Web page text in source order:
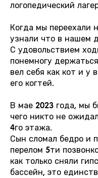
логопедический
Когда мы
узнали что в нашем
С удовольствием
понемногу
вел себя как кот и у
его когтей.
В мае 2023 года, мы
чего никто не
4го этажа.
Сын сломал бедро и
перелом 5ти
как только сняли
бассейн, это